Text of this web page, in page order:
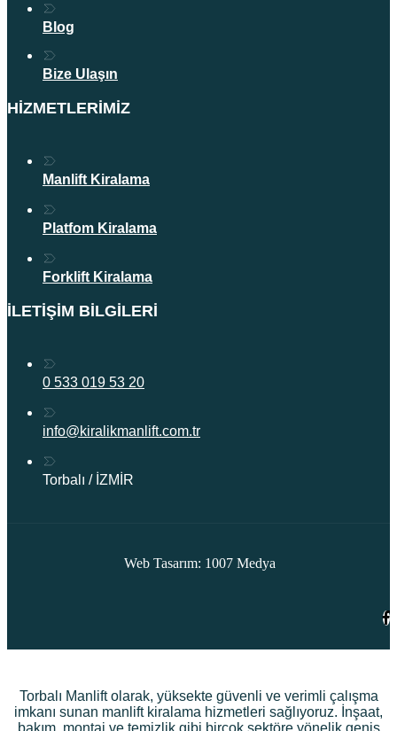
Blog
Bize Ulaşın
HIZMETLERIMIZ
Manlift Kiralama
Platfom Kiralama
Forklift Kiralama
İLETIŞIM BILGILERI
0 533 019 53 20
info@kiralikmanlift.com.tr
Torbalı / İZMİR
Web Tasarım: 1007 Medya
Torbalı Manlift olarak, yüksekte güvenli ve verimli çalışma
imkanı sunan manlift kiralama hizmetleri sağlıyoruz. İnşaat,
bakım, montaj ve temizlik gibi birçok sektöre yönelik geniş